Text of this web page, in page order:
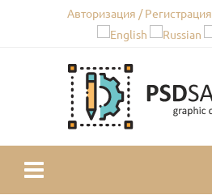
Авторизация / Регистрация